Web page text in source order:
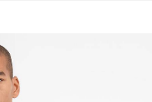
di Accessibilità